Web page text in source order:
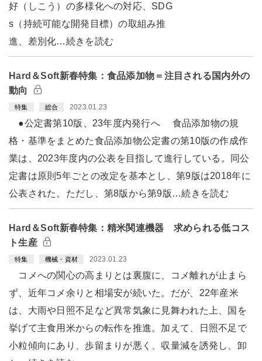
好（しこう）の多様化への対応、SDG
s（持続可能な開発目標）の取組み推
進、差別化…続きを読む
Hard＆Soft新春特集：食品添加物＝注目される国内外の
動向
特集 総合 2023.01.23
●公定書第10版、23年度内発行へ 食品添加物の規
格・基準をまとめた食品添加物公定書の第10版の作成作
業は、2023年度内の公表を目指して進行している。同公
定書は原則5年ごとの改定を基本とし、第9版は2018年に
公表された。ただし、第8版から第9版…続きを読む
Hard＆Soft新春特集：精米関連機器 求められる低コス
ト生産
特集 機械・資材 2023.01.23
コメへの関心の高まりとは裏腹に、コメ離れが止まら
ず、近年コメ余りと相場安が続いた。だが、22年産米
は、大雨や日照不足など異常気象に見舞われた上、国を
挙げて主食用米からの転作を推進。加えて、日照不足で
小粒傾向にあり、歩留まりが悪く、収量減を誘発し、卸